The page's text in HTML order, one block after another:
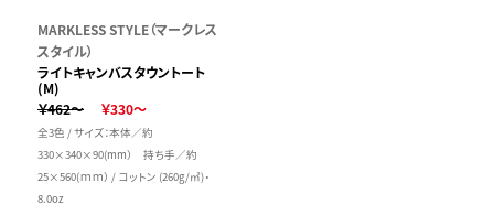
MARKLESS STYLE（マークレス
スタイル）
ライトキャンバスタウントート
(M)
￥462～
￥330～
全3色 / サイズ：本体／約
330×340×90(mm） 持ち手／約
25×560(ｍｍ） / コットン (260g/㎡)・
8.0oz